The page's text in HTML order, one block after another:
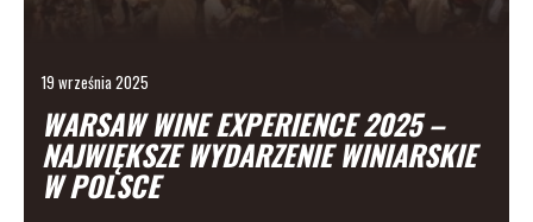
19 września 2025
WARSAW WINE EXPERIENCE 2025 –
NAJWIĘKSZE WYDARZENIE WINIARSKIE
W POLSCE